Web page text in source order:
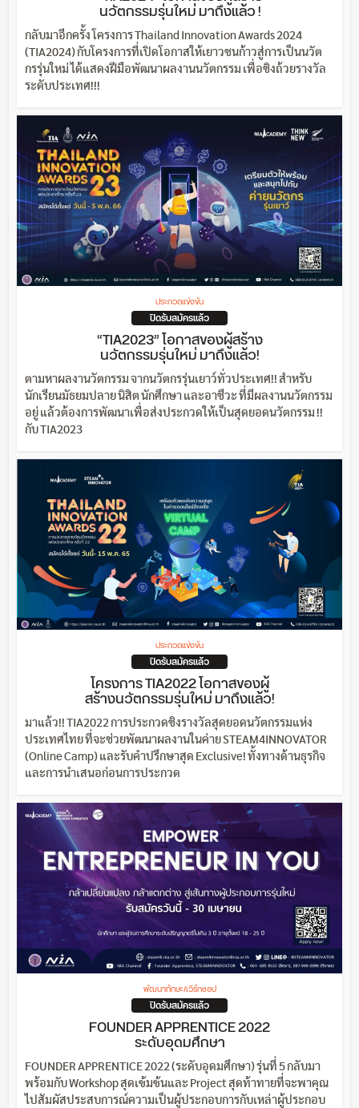
นวัตกรรมรุ่นใหม่ มาถึงแล้ว !
กลับมาอีกครั้ง โครงการ Thailand Innovation Awards 2024
(TIA2024) กับโครงการที่เปิดโอกาสให้เยาวชนก้าวสู่การเป็นนวัต
กรรุ่นใหม่ ได้แสดงฝีมือพัฒนาผลงานนวัตกรรม เพื่อชิงถ้วยรางวัล
ระดับประเทศ!!!
ประกวดแข่งขัน
ปิดรับสมัครแล้ว
“TIA2023” โอกาสของผู้สร้าง
นวัตกรรมรุ่นใหม่ มาถึงแล้ว!
ตามหาผลงานวัตกรรม จากนวัตกรรุ่นเยาว์ทั่วประเทศ!! สำหรับ
นักเรียนมัธยมปลาย นิสิต นักศึกษา และอาชีวะ ที่มีผลงานนวัตกรรม
อยู่ แล้วต้องการพัฒนาเพื่อส่งประกวดให้เป็นสุดยอดนวัตกรรม !!
กับ TIA2023
ประกวดแข่งขัน
ปิดรับสมัครแล้ว
โครงการ TIA2022 โอกาสของผู้
สร้างนวัตกรรมรุ่นใหม่ มาถึงแล้ว!
มาแล้ว!! TIA2022 การประกวดชิงรางวัลสุดยอดนวัตกรรมแห่ง
ประเทศไทย ที่จะช่วยพัฒนาผลงานในค่าย STEAM4INNOVATOR
(Online Camp) และรับคำปรึกษาสุด Exclusive! ทั้งทางด้านธุรกิจ
และการนำเสนอก่อนการประกวด
พัฒนาทักษะ/เวิร์กชอป
ปิดรับสมัครแล้ว
FOUNDER APPRENTICE 2022
ระดับอุดมศึกษา
FOUNDER APPRENTICE 2022 (ระดับอุดมศึกษา) รุ่นที่ 5 กลับมา
พร้อมกับ Workshop สุดเข้มข้นและ Project สุดท้าทายที่จะพาคุณ
ไปสัมผัสประสบการณ์ความเป็นผู้ประกอบการกับเหล่าผู้ประกอบ